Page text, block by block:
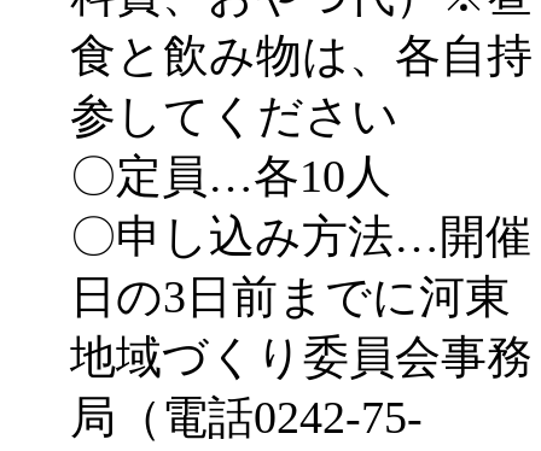
食と飲み物は、各自持
参してください
〇定員…各10人
〇申し込み方法…開催
日の3日前までに河東
地域づくり委員会事務
局（電話0242-75-